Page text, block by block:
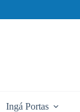
Ingá Portas